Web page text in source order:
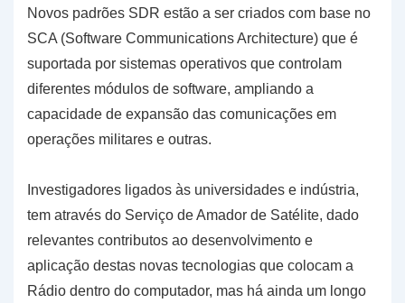
Novos padrões SDR estão a ser criados com base no
SCA (Software Communications Architecture) que é
suportada por sistemas operativos que controlam
diferentes módulos de software, ampliando a
capacidade de expansão das comunicações em
operações militares e outras.
Investigadores ligados às universidades e indústria,
tem através do Serviço de Amador de Satélite, dado
relevantes contributos ao desenvolvimento e
aplicação destas novas tecnologias que colocam a
Rádio dentro do computador, mas há ainda um longo